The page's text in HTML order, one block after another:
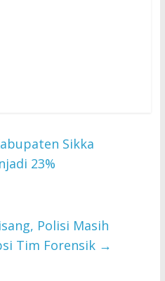
Sikka
23%
Polisi Masih
Tim Forensik →